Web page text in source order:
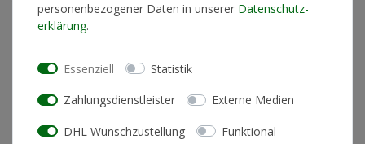
Lieferzeit 1-3 Werktage
In den Warenkorb
personenbezogener Daten in unserer Daten­schutz­
erklärung.
Essenziell Statistik
Zahlungsdienstleister Externe Medien
DHL Wunschzustellung Funktional